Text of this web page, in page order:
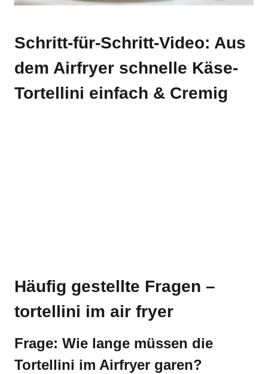
Schritt-für-Schritt-Video: Aus
dem Airfryer schnelle Käse-
Tortellini einfach & Cremig
Häufig gestellte Fragen –
tortellini im air fryer
Frage: Wie lange müssen die
Tortellini im Airfryer garen?